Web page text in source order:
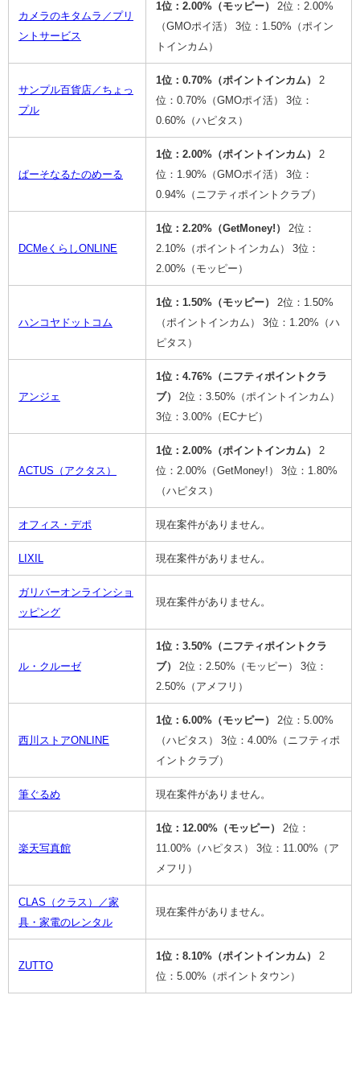
カメラのキタムラ／プリ
ントサービス
1位：2.00%（モッピー）
2位：2.00%
（GMOポイ活）
3位：1.50%（ポイン
トインカム）
サンプル百貨店／ちょっ
プル
1位：0.70%（ポイントインカム）
2
位：0.70%（GMOポイ活）
3位：
0.60%（ハピタス）
ぱーそなるたのめーる
1位：2.00%（ポイントインカム）
2
位：1.90%（GMOポイ活）
3位：
0.94%（ニフティポイントクラブ）
DCMeくらしONLINE
1位：2.20%（GetMoney!）
2位：
2.10%（ポイントインカム）
3位：
2.00%（モッピー）
ハンコヤドットコム
1位：1.50%（モッピー）
2位：1.50%
（ポイントインカム）
3位：1.20%（ハ
ピタス）
アンジェ
1位：4.76%（ニフティポイントクラ
ブ）
2位：3.50%（ポイントインカム）
3位：3.00%（ECナビ）
ACTUS（アクタス）
1位：2.00%（ポイントインカム）
2
位：2.00%（GetMoney!）
3位：1.80%
（ハピタス）
オフィス・デポ 現在案件がありません。
LIXIL 現在案件がありません。
ガリバーオンラインショ
ッピング
現在案件がありません。
ル・クルーゼ
1位：3.50%（ニフティポイントクラ
ブ）
2位：2.50%（モッピー）
3位：
2.50%（アメフリ）
西川ストアONLINE
1位：6.00%（モッピー）
2位：5.00%
（ハピタス）
3位：4.00%（ニフティポ
イントクラブ）
筆ぐるめ 現在案件がありません。
楽天写真館
1位：12.00%（モッピー）
2位：
11.00%（ハピタス）
3位：11.00%（ア
メフリ）
CLAS（クラス）／家
具・家電のレンタル
現在案件がありません。
ZUTTO
1位：8.10%（ポイントインカム）
2
位：5.00%（ポイントタウン）